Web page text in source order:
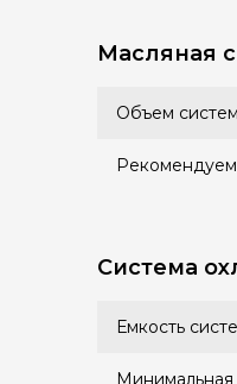
Масляная
Объем
Система
Емкость
Минимальная